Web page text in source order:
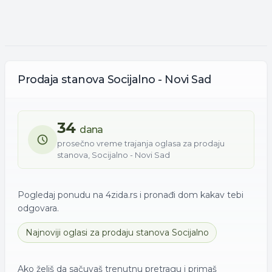
Prodaja stanova Socijalno - Novi Sad
34 dana
prosečno vreme trajanja oglasa za prodaju
stanova, Socijalno - Novi Sad
Pogledaj ponudu na 4zida.rs i pronađi dom kakav tebi
odgovara.
Najnoviji oglasi za prodaju stanova Socijalno
Ako želiš da sačuvaš trenutnu pretragu i primaš